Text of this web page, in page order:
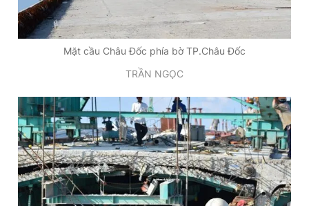
Mặt cầu Châu Đốc phía bờ TP.Châu Đốc
TRẦN NGỌC